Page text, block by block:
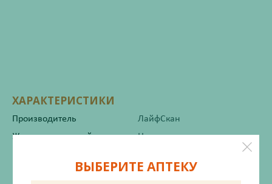
ХАРАКТЕРИСТИКИ
Производитель
ЛайфСкан
Жизненно важный
Нет
Инструкция по применению
ВЫБЕРИТЕ АПТЕКУ